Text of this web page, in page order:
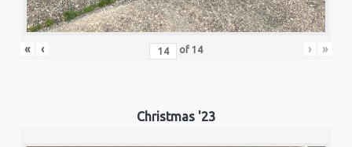
« ‹ of 14 › »
Christmas '23